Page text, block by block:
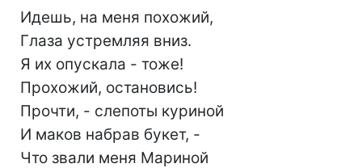
Идешь, на меня похожий,
Глаза устремляя вниз.
Я их опускала - тоже!
Прохожий, остановись!
Прочти, - слепоты куриной
И маков набрав букет, -
Что звали меня Мариной